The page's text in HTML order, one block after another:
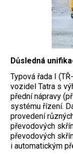
Důsledná
Typová řada I
vozidel Tatra s
přední nápravy
systému řízení.
provedení
převodových
převodových
i automatickým